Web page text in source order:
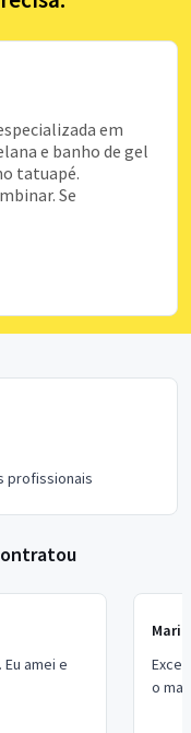
em
e banho de gel
tatuapé.
Se
profissionais
amei e
o